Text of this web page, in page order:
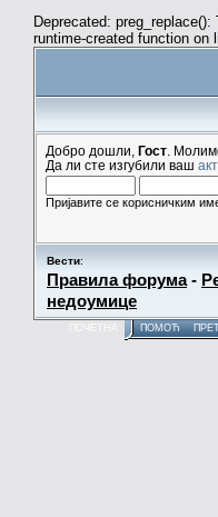
Deprecated:
runtime-created function on
Добро дошли, Гост .
Да ли сте изгубили ваш
Пријавите се корисничким
Вести:
Правила форума-
недоумице
ПОМОЋ